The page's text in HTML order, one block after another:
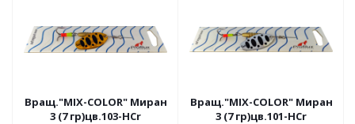
Вращ."MIX-COLOR" Миран
3 (7 гр)цв.103-HCr
Вращ."MIX-COLOR" Миран
3 (7 гр)цв.101-HCr